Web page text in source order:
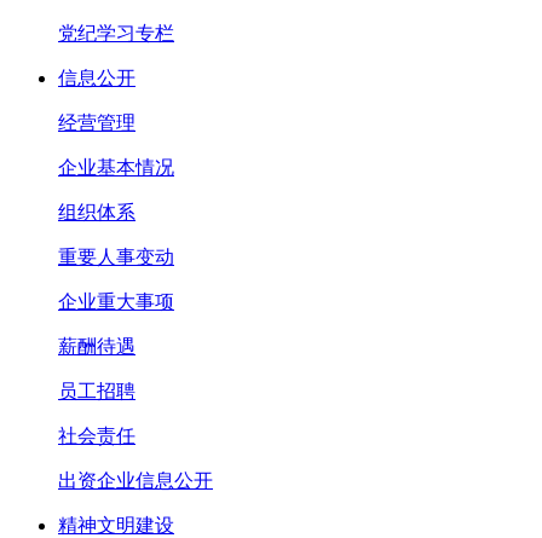
党纪学习专栏
信息公开
经营管理
企业基本情况
组织体系
重要人事变动
企业重大事项
薪酬待遇
员工招聘
社会责任
出资企业信息公开
精神文明建设